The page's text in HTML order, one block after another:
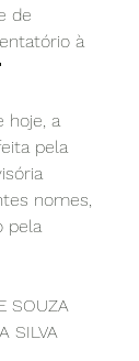
de
à
hoje, a
pela
nomes,
pela
SOUZA
SILVA